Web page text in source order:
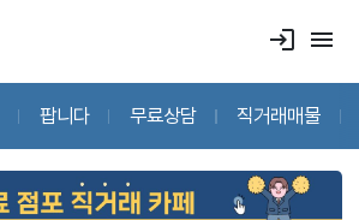
login menu
팝니다 무료상담 직거래매물